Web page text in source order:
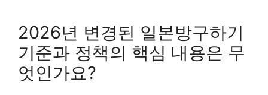
2026년 변경된 일본방구하기
기준과 정책의 핵심 내용은 무
엇인가요?